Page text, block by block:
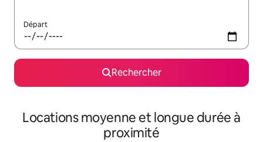
Départ
Rechercher
Locations moyenne et longue durée à
proximité